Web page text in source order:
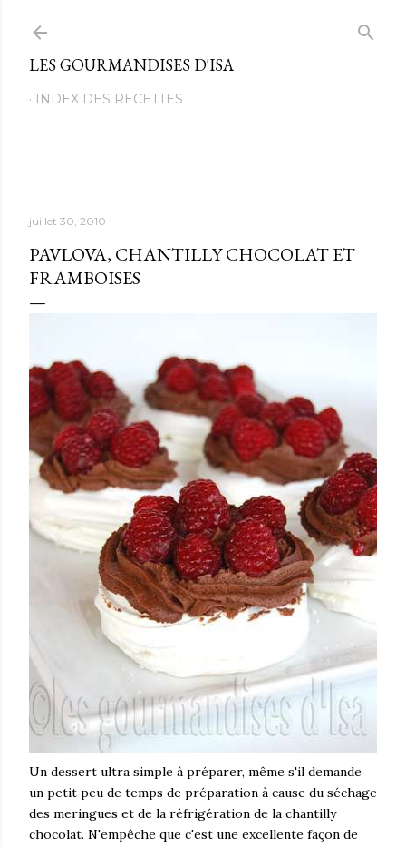
LES GOURMANDISES D'ISA
INDEX DES RECETTES
juillet 30, 2010
PAVLOVA, CHANTILLY CHOCOLAT ET
FRAMBOISES
Un dessert ultra simple à préparer, même s'il demande
un petit peu de temps de préparation à cause du séchage
des meringues et de la réfrigération de la chantilly
chocolat. N'empêche que c'est une excellente façon de